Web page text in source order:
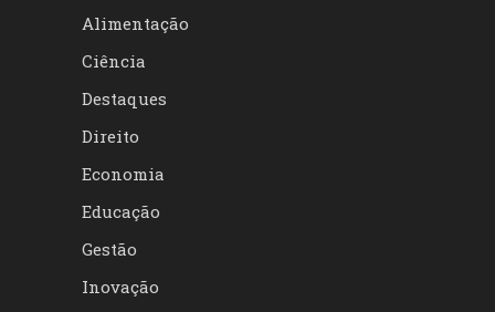
Alimentação
Ciência
Destaques
Direito
Economia
Educação
Gestão
Inovação